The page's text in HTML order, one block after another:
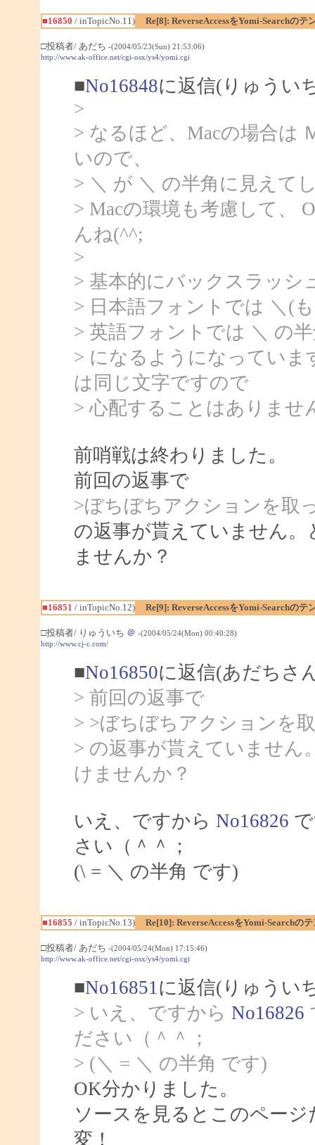
■16850 / inTopicNo.11) Re[8]: ReverseAccessをYomi-Searchのテ
□投稿者/ あだち -(2004/05/23(Sun) 21:53:06)
http://www.ak-office.net/cgi-osx/ys4/yomi.cgi
■No16848に返信(りゅうい
>
> なるほど、Macの場合は
いので、
> ＼ が ＼ の半角に見えて
> Macの環境も考慮して、
んね(^^;
>
> 基本的にバックスラッシ
> 日本語フォントでは ＼(
> 英語フォントでは ＼ の
> になるようになっていま
は同じ文字ですので
> 心配することはありませ
前哨戦は終わりました。
前回の返事で
>ぼちぼちアクションを取
の返事が貰えていません
ませんか？
■16851 / inTopicNo.12) Re[9]: ReverseAccessをYomi-Searchのテ
□投稿者/ りゅういち ＠ -(2004/05/24(Mon) 00:40:28)
http://www.cj-c.com/
■No16850に返信(あだちさ
> 前回の返事で
> >ぼちぼちアクションを
> の返事が貰えていません
けませんか？
いえ、ですから No16826
さい（＾＾；
(\ = ＼ の半角 です)
■16855 / inTopicNo.13) Re[10]: ReverseAccessをYomi-Searchの
□投稿者/ あだち -(2004/05/24(Mon) 17:15:46)
http://www.ak-office.net/cgi-osx/ys4/yomi.cgi
■No16851 に返信(りゅうい
> いえ、ですから No16826
ださい（＾＾；
> (＼ = ＼ の半角 です)
OK分かりました。
ソースを見るとこのペー
変！